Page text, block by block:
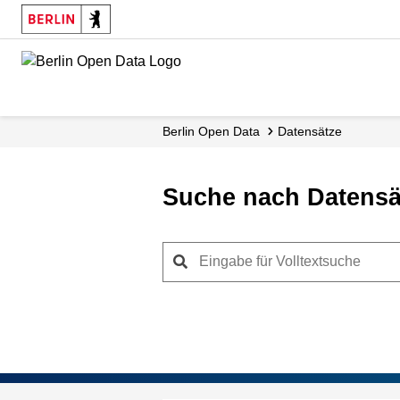
Skip
main
Berlin Open Data Datensätze
Suche nach